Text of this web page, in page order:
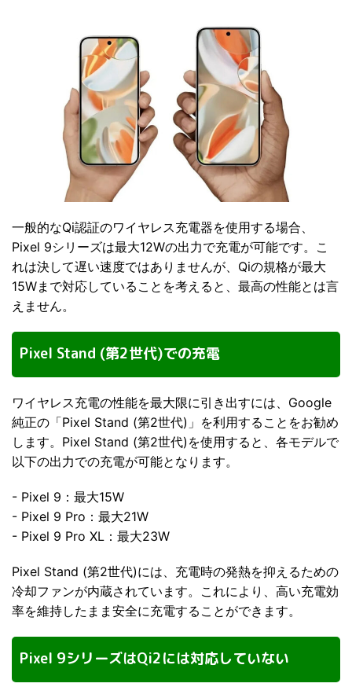
一般的なQi認証のワイヤレス充電器を使用する場合、
Pixel 9シリーズは最大12Wの出力で充電が可能です。こ
れは決して遅い速度ではありませんが、Qiの規格が最大
15Wまで対応していることを考えると、最高の性能とは言
えません。
Pixel Stand (第2世代)での充電
ワイヤレス充電の性能を最大限に引き出すには、Google
純正の「Pixel Stand (第2世代)」を利用することをお勧め
します。Pixel Stand (第2世代)を使用すると、各モデルで
以下の出力での充電が可能となります。
- Pixel 9：最大15W
- Pixel 9 Pro：最大21W
- Pixel 9 Pro XL：最大23W
Pixel Stand (第2世代)には、充電時の発熱を抑えるための
冷却ファンが内蔵されています。これにより、高い充電効
率を維持したまま安全に充電することができます。
Pixel 9シリーズはQi2には対応していない